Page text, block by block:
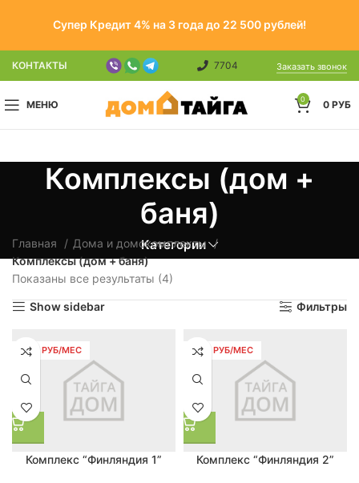
Супер Кредит 4% на 3 года до 22 500 рублей!
КОНТАКТЫ 7704 Заказать звонок
МЕНЮ 0 0 РУБ
Комплексы (дом +
баня)
Категории
Главная
Дома и домокомплекты
Комплексы (дом + баня)
Показаны все результаты (4)
Show sidebar Фильтры
1138 РУБ/МЕС
Комплекс “Финляндия 1”
1518 РУБ/МЕС
Комплекс “Финляндия 2”